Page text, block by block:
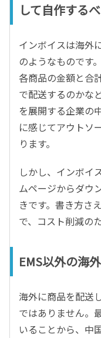
して自作する
インボイスは海外
のようなものです
各商品の金額と合
で配送するのかな
を展開する企業の
に感じてアウトソ
ります。
しかし、インボイ
ムページからダウ
きです。書き方さ
で、コスト削減の
EMS以外の海
海外に商品を配送
ではありません。
いることから、中